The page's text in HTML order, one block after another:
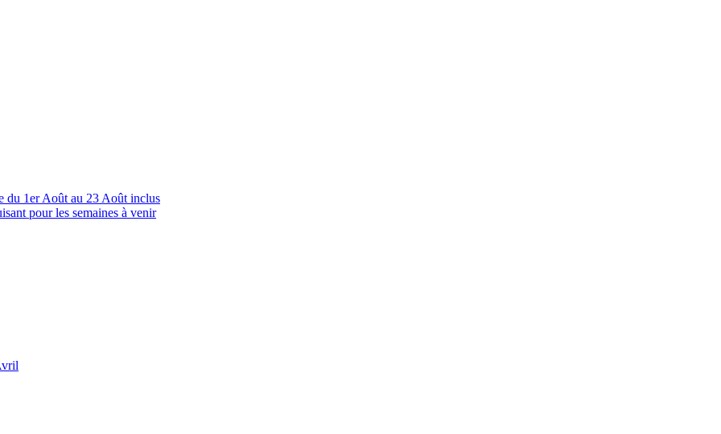
du 1er Août au 23 Août inclus
pour les semaines à venir